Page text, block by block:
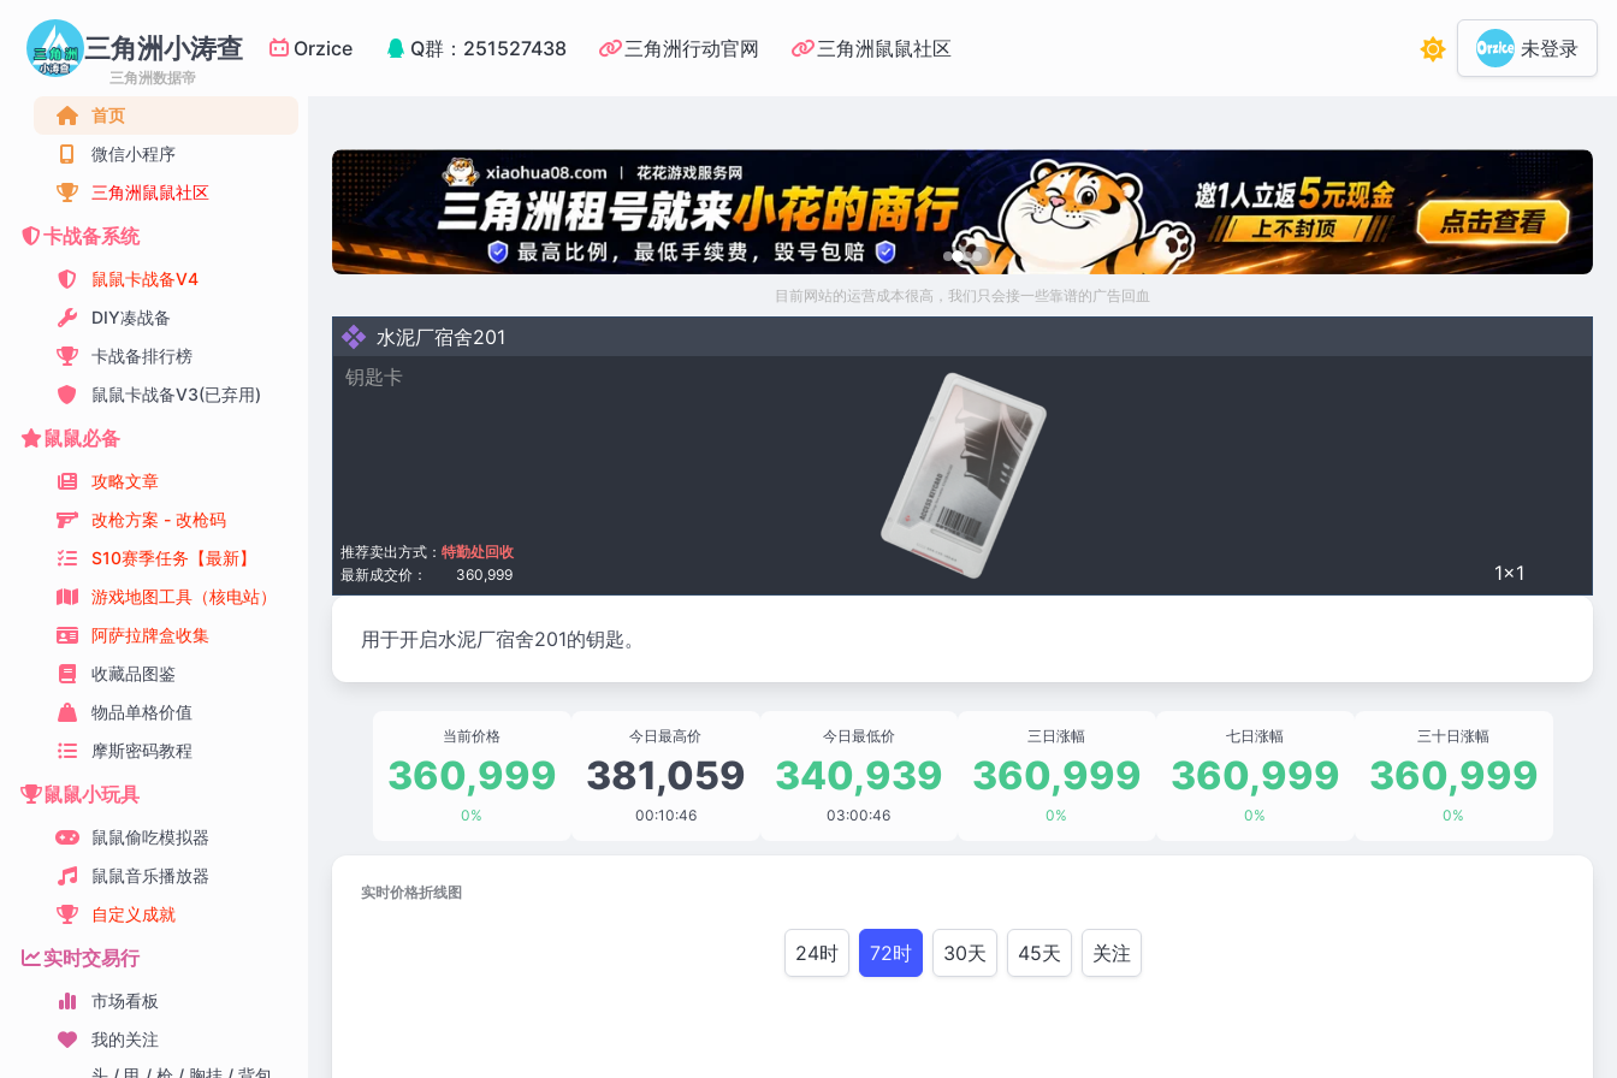
三角洲小涛查
三角洲数据帝
Orzice Q群：251527438 三角洲行动官网 三角洲鼠鼠社区 未登录
首页
微信小程序
三角洲鼠鼠社区
卡战备系统
鼠鼠卡战备V4
DIY凑战备
卡战备排行榜
鼠鼠卡战备V3(已弃用)
鼠鼠必备
攻略文章
改枪方案 - 改枪码
S10赛季任务【最新】
游戏地图工具（核电站）
阿萨拉牌盒收集
收藏品图鉴
物品单格价值
摩斯密码教程
鼠鼠小玩具
鼠鼠偷吃模拟器
鼠鼠音乐播放器
自定义成就
实时交易行
市场看板
我的关注
目前网站的运营成本很高，我们只会接一些靠谱的广告回血
水泥厂宿舍201
钥匙卡
1×1
最新成交价： 360,999
推荐卖出方式： 特勤处回收
用于开启水泥厂宿舍201的钥匙。
当前价格
360,999
0%
今日最高价
381,059
00:10:46
今日最低价
340,939
03:00:46
三日涨幅
360,999
0%
七日涨幅
360,999
0%
三十日涨幅
360,999
0%
实时价格折线图
24时 72时 30天 45天 关注